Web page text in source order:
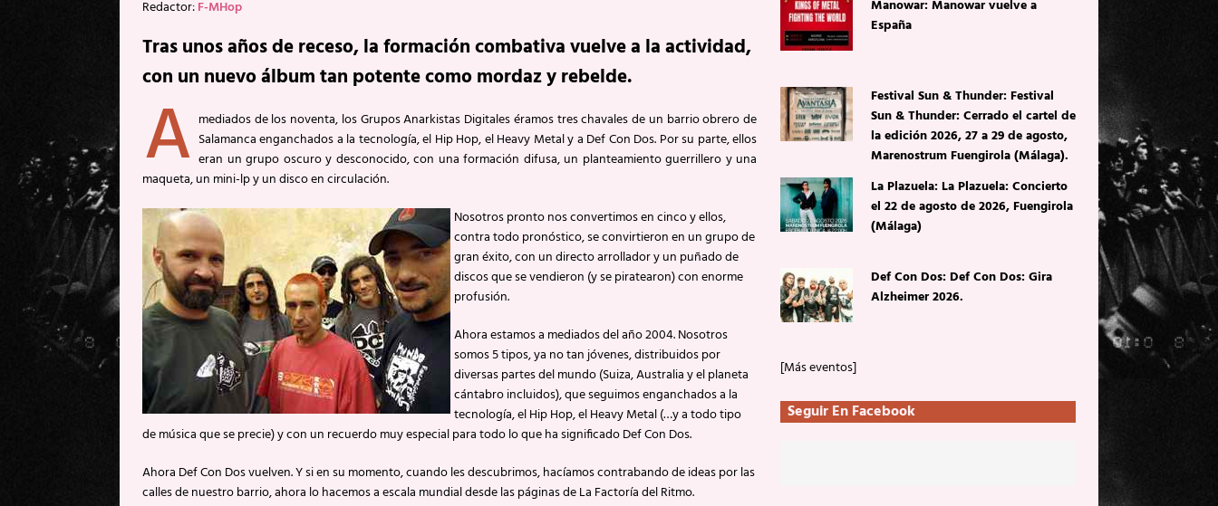
Redactor:F-MHop
Tras unos años de receso, la formación combativa vuelve a la actividad,
con un nuevo álbum tan potente como mordaz y rebelde.
A mediados de los noventa, los Grupos Anarkistas Digitales éramos tres chavales de un barrio obrero de
Salamanca enganchados a la tecnología, el Hip Hop, el Heavy Metal y a Def Con Dos. Por su parte, ellos
eran un grupo oscuro y desconocido, con una formación difusa, un planteamiento guerrillero y una
maqueta, un mini-lp y un disco en circulación.
Nosotros pronto nos convertimos en cinco y ellos,
contra todo pronóstico, se convirtieron en un grupo de
gran éxito, con un directo arrollador y un puñado de
discos que se vendieron (y se piratearon) con enorme
profusión.
Ahora estamos a mediados del año 2004. Nosotros
somos 5 tipos, ya no tan jóvenes, distribuidos por
diversas partes del mundo (Suiza, Australia y el planeta
cántabro incluidos), que seguimos enganchados a la
tecnología, el Hip Hop, el Heavy Metal (…y a todo tipo
de música que se precie) y con un recuerdo muy especial para todo lo que ha significado Def Con Dos.
Ahora Def Con Dos vuelven. Y si en su momento, cuando les descubrimos, hacíamos contrabando de ideas por las
calles de nuestro barrio, ahora lo hacemos a escala mundial desde las páginas de La Factoría del Ritmo.
Manowar: Manowar vuelve a
España
Festival Sun & Thunder: Festival
Sun & Thunder: Cerrado el cartel de
la edición 2026, 27 a 29 de agosto,
Marenostrum Fuengirola (Málaga).
La Plazuela: La Plazuela: Concierto
el 22 de agosto de 2026, Fuengirola
(Málaga)
Def Con Dos: Def Con Dos: Gira
Alzheimer 2026.
[Más eventos]
Seguir En Facebook